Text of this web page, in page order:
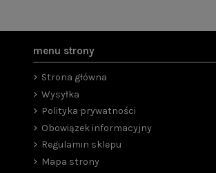
menu strony
Strona główna
Wysyłka
Polityka prywatności
Obowiązek informacyjny
Regulamin sklepu
Mapa strony